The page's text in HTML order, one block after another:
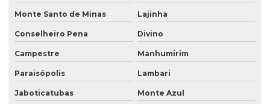
Monte Santo de Minas Lajinha
Conselheiro Pena Divino
Campestre Manhumirim
Paraisópolis Lambari
Jaboticatubas Monte Azul